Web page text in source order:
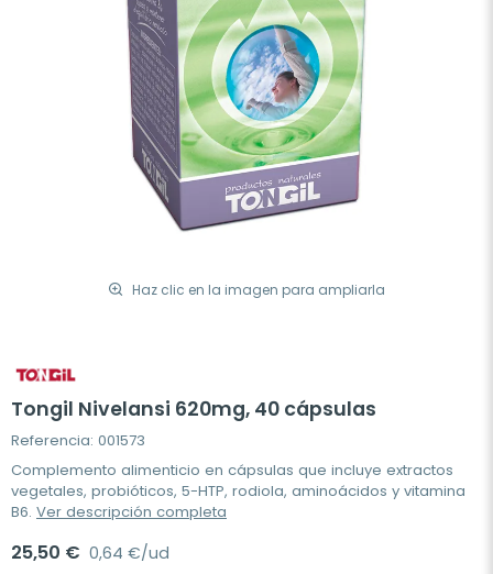
Haz clic en la imagen para ampliarla
Tongil Nivelansi 620mg, 40 cápsulas
Referencia: 001573
Complemento alimenticio en cápsulas que incluye extractos
vegetales, probióticos, 5-HTP, rodiola, aminoácidos y vitamina
B6. Ver descripción completa
25,50 € 0,64 €/ud